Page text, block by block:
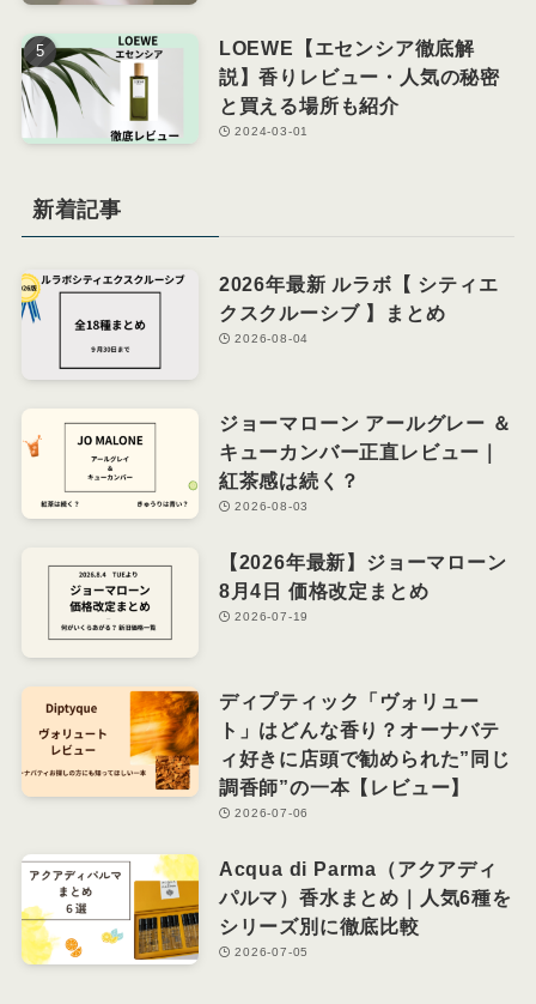
LOEWE【エセンシア徹底解
説】香りレビュー・人気の秘密
と買える場所も紹介
2024-03-01
新着記事
2026年最新 ルラボ【 シティエ
クスクルーシブ 】まとめ
2026-08-04
ジョーマローン アールグレー ＆
キューカンバー正直レビュー｜
紅茶感は続く？
2026-08-03
【2026年最新】ジョーマローン
8月4日 価格改定まとめ
2026-07-19
ディプティック「ヴォリュー
ト」はどんな香り？オーナバテ
ィ好きに店頭で勧められた”同じ
調香師”の一本【レビュー】
2026-07-06
Acqua di Parma（アクアディ
パルマ）香水まとめ｜人気6種を
シリーズ別に徹底比較
2026-07-05